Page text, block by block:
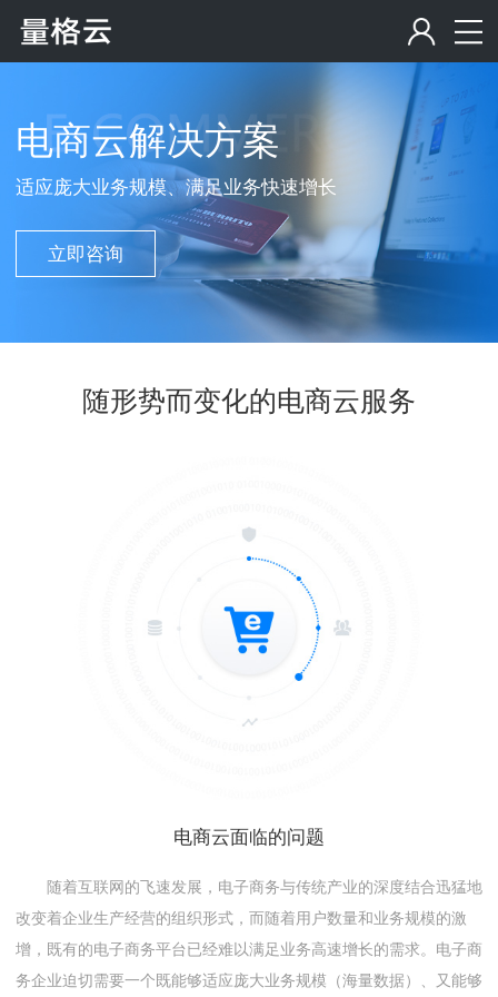
电商云解决方案
适应庞大业务规模、满足业务快速增长
立即咨询
随形势而变化的电商云服务
电商云面临的问题
随着互联网的飞速发展，电子商务与传统产业的深度结合迅猛地
改变着企业生产经营的组织形式，而随着用户数量和业务规模的激
增，既有的电子商务平台已经难以满足业务高速增长的需求。电子商
务企业迫切需要一个既能够适应庞大业务规模（海量数据）、又能够